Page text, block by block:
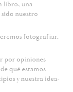
libro, una
nuestro
fotografiar.
por opiniones
qué estamos
y nuestra idea-